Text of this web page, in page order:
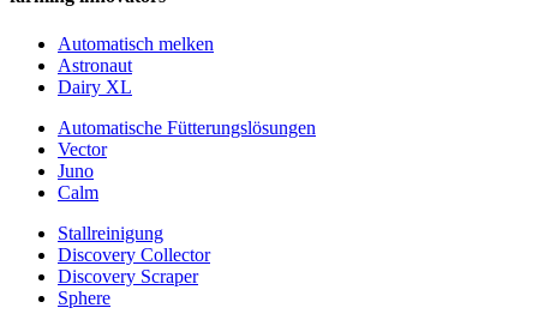
Automatisch melken
Astronaut
Dairy XL
Automatische Fütterungslösungen
Vector
Juno
Calm
Stallreinigung
Discovery Collector
Discovery Scraper
Sphere